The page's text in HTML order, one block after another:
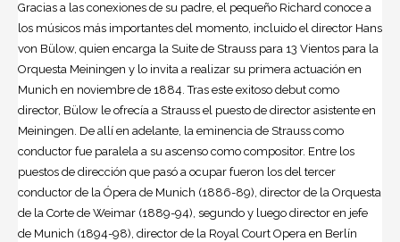
Gracias a las conexiones de su padre, el pequeño Richard conoce a
los músicos más importantes del momento, incluido el director Hans
von Bülow, quien encarga la Suite de Strauss para 13 Vientos para la
Orquesta Meiningen y lo invita a realizar su primera actuación en
Munich en noviembre de 1884. Tras este exitoso debut como
director, Bülow le ofrecía a Strauss el puesto de director asistente en
Meiningen. De allí en adelante, la eminencia de Strauss como
conductor fue paralela a su ascenso como compositor. Entre los
puestos de dirección que pasó a ocupar fueron los del tercer
conductor de la Ópera de Munich (1886-89), director de la Orquesta
de la Corte de Weimar (1889-94), segundo y luego director en jefe
de Munich (1894-98), director de la Royal Court Opera en Berlín